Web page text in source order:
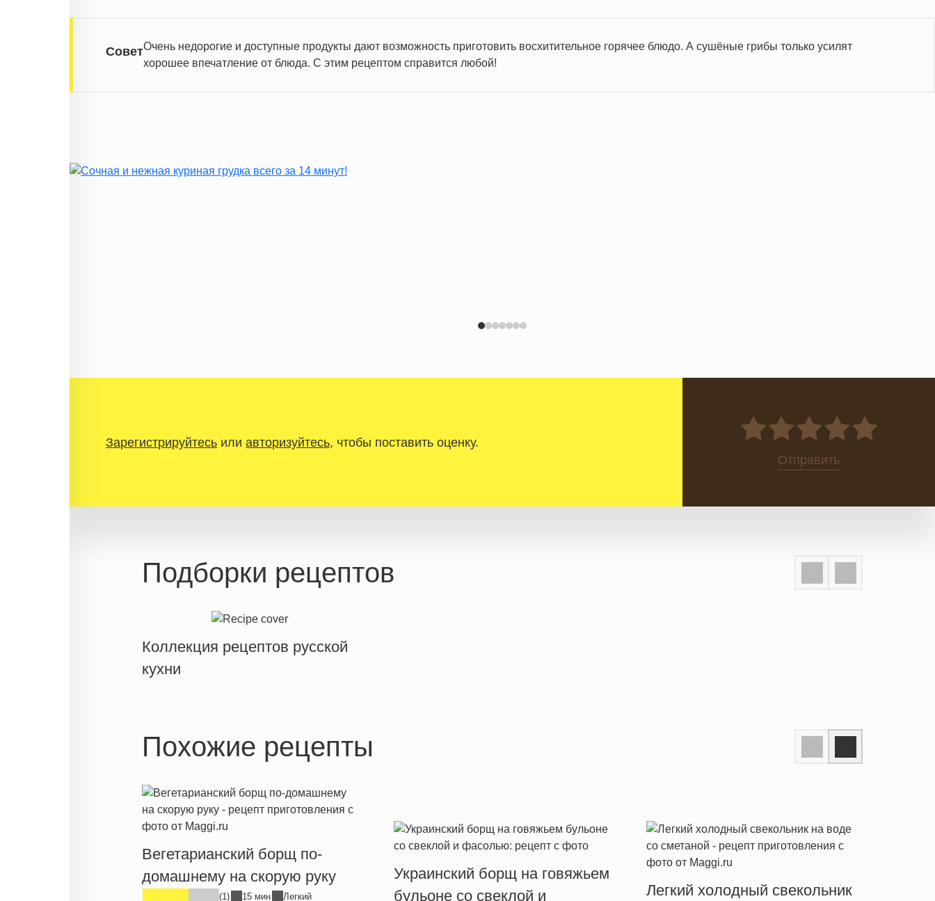
СоветОчень недорогие и доступные продукты дают возможность приготовить восхитительное горячее блюдо. А сушёные грибы только усилят
хорошее впечатление от блюда. С этим рецептом справится любой!
Зарегистрируйтесьили авторизуйтесь, чтобы поставить оценку. 0
Отправить
Подборки рецептов
Коллекция рецептов русской
кухни
Похожие рецепты
Вегетарианский борщ по-
домашнему на скорую руку
(1) 15 мин Легкий
Украинский борщ на говяжьем
бульоне со свеклой и
Легкий холодный свекольник